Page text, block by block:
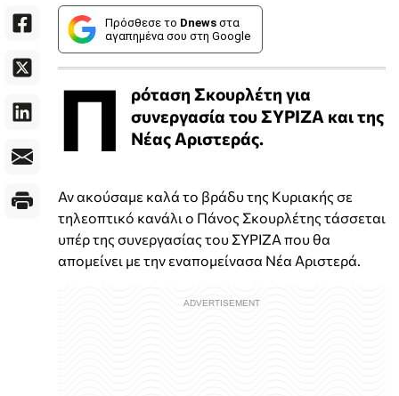
Πρόσθεσε το Dnews στα
αγαπημένα σου στη Google
Π
ρόταση Σκουρλέτη για
συνεργασία του ΣΥΡΙΖΑ και της
Νέας Αριστεράς.
Αν ακούσαμε καλά το βράδυ της Κυριακής σε
τηλεοπτικό κανάλι ο Πάνος Σκουρλέτης τάσσεται
υπέρ της συνεργασίας του ΣΥΡΙΖΑ που θα
απομείνει με την εναπομείνασα Νέα Αριστερά.